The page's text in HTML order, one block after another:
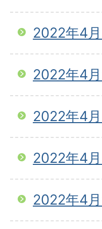
2022年4
2022年4
2022年4
2022年4
2022年4